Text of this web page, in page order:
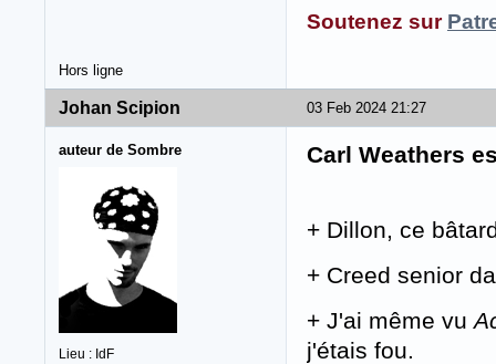
Soutenez sur
Hors ligne
03 Feb 2024 21:27
Johan Scipion
auteur de Sombre
Lieu : IdF
Carl Weathers
+ Dillon, ce
+ Creed senior
+ J'ai même vu
j'étais fou.